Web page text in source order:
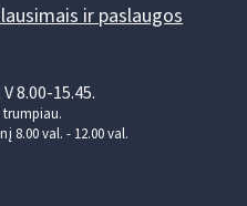
ir paslaugos
8.00-15.45.
trumpiau.
8.00 val. - 12.00 val.